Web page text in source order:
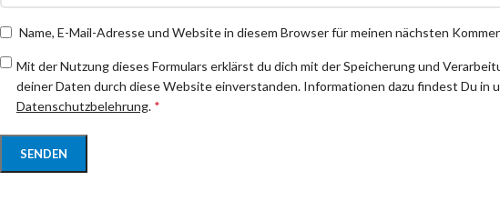
Name, E-Mail-Adresse und Website in diesem Browser für meinen nächsten
Mit der Nutzung dieses Formulars erklärst du dich mit der Speicherung und
deiner Daten durch diese Website einverstanden. Informationen dazu findest Du in
Datenschutzbelehrung. *